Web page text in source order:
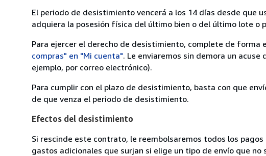
El periodo de desistimiento vencerá a los 14 días desde que
adquiera la posesión física del último bien o del último lote o
Para ejercer el derecho de desistimiento, complete de forma
compras" en "Mi cuenta". Le enviaremos sin demora un
ejemplo, por correo electrónico).
Para cumplir con el plazo de desistimiento, basta con que
de que venza el periodo de desistimiento.
Efectos del desistimiento
Si rescinde este contrato, le reembolsaremos todos los
gastos adicionales que surjan si elige un tipo de envío que